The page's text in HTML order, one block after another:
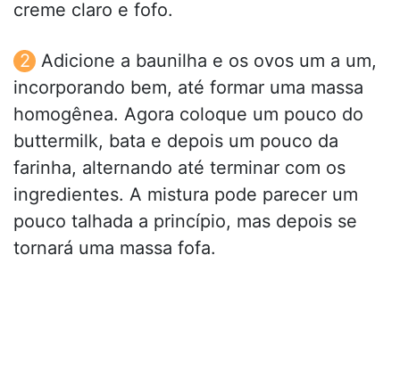
creme claro e fofo.
Adicione a baunilha e os ovos um a um,
incorporando bem, até formar uma massa
homogênea. Agora coloque um pouco do
buttermilk, bata e depois um pouco da
farinha, alternando até terminar com os
ingredientes. A mistura pode parecer um
pouco talhada a princípio, mas depois se
tornará uma massa fofa.